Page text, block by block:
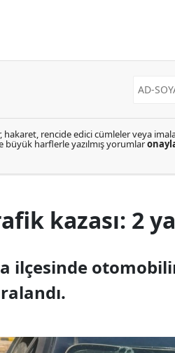
hakaret, rencide edici cümleler veya
büyük harflerle yazılmış yorumlar
kazası: 2
ilçesinde